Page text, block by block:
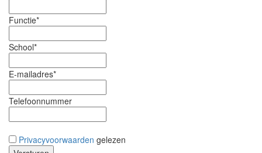
Functie*
School*
E-mailadres*
Telefoonnummer
Privacyvoorwaarden gelezen